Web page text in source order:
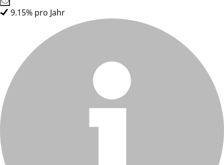
9.15% pro Jahr